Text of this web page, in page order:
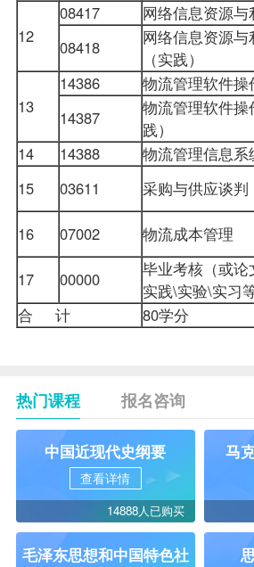
12
08417 网络信息资源与
08418
网络信息资源与
（实践）
13
14386 物流管理软件操
14387
物流管理软件操
践）
14
14388 物流管理信息系
15
03611 采购与供应谈判
16 07002 物流成本管理
17 00000
毕业考核（或论
实践\实验\实习等
合 计
80学分
热门课程 报名咨询
中国近现代史纲要
查看详情
14888人已购买
马
毛泽东思想和中国特色社